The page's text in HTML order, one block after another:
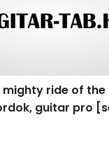
ride of
guitar pro